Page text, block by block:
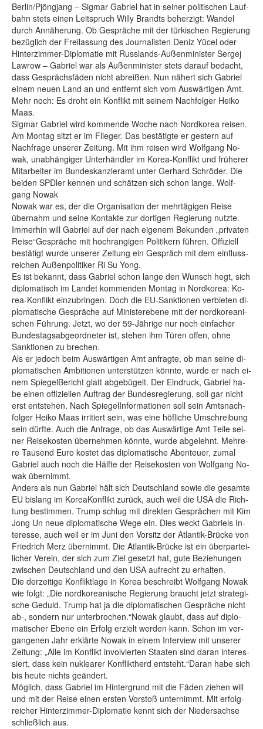
Ber­lin/Pjöng­jang – Sig­mar Ga­b­ri­el hat in sei­ner po­li­ti­schen Lauf­
bahn stets ei­nen Leit­spruch Wil­ly Brandts be­her­zigt: Wan­del
durch An­nä­he­rung. Ob Ge­sprä­che mit der tür­ki­schen Re­gie­rung
be­züg­lich der Frei­las­sung des Jour­na­lis­ten De­niz Yücel oder
Hin­ter­zim­mer-Di­plo­ma­tie mit Russ­lands-Au­ßen­mi­nis­ter Ser­gej
La­w­row – Ga­b­ri­el war als Au­ßen­mi­nis­ter stets dar­auf be­dacht,
dass Ge­sprächs­fä­den nicht ab­rei­ßen. Nun nä­hert sich Ga­b­ri­el
ei­nem neu­en Land an und ent­fernt sich vom Aus­wär­ti­gen Amt.
Mehr noch: Es droht ein Kon­flikt mit sei­nem Nach­fol­ger Hei­ko
Maas.
Sig­mar Ga­b­ri­el wird kom­men­de Wo­che nach Nord­ko­rea rei­sen.
Am Mon­tag sitzt er im Flie­ger. Das be­stä­tig­te er ges­tern auf
Nach­fra­ge un­se­rer Zei­tung. Mit ihm rei­sen wird Wolf­gang No­
wak, un­ab­hän­gi­ger Un­ter­händ­ler im Ko­rea-Kon­flikt und frü­he­rer
Mit­ar­bei­ter im Bun­des­kanz­ler­amt un­ter Ger­hard Schrö­der. Die
bei­den SPD­ler ken­nen und schät­zen sich schon lan­ge. Wolf­
gang No­wak
No­wak war es, der die Or­ga­ni­sa­ti­on der mehr­tä­gi­gen Rei­se
über­nahm und sei­ne Kon­tak­te zur dor­ti­gen Re­gie­rung nutz­te.
Im­mer­hin will Ga­b­ri­el auf der nach ei­ge­nem Be­kun­den „pri­va­ten
Rei­se“Ge­sprä­che mit hoch­ran­gi­gen Po­li­ti­kern füh­ren. Of­fi­zi­ell
be­stä­tigt wur­de un­se­rer Zei­tung ein Ge­spräch mit dem ein­fluss­
rei­chen Au­ßen­po­li­ti­ker Ri Su Yong.
Es ist be­kannt, dass Ga­b­ri­el schon lan­ge den Wunsch hegt, sich
di­plo­ma­tisch im Lan­det kom­men­den Mon­tag in Nord­ko­rea: Ko­
rea-Kon­flikt ein­zu­brin­gen. Doch die EU-Sank­tio­nen ver­bie­ten di­
plo­ma­ti­sche Ge­sprä­che auf Mi­nis­ter­ebe­ne mit der nord­ko­rea­ni­
schen Füh­rung. Jetzt, wo der 59-Jäh­ri­ge nur noch ein­fa­cher
Bun­des­tags­ab­ge­ord­ne­ter ist, ste­hen ihm Tü­ren of­fen, oh­ne
Sank­tio­nen zu bre­chen.
Als er je­doch beim Aus­wär­ti­gen Amt an­frag­te, ob man sei­ne di­
plo­ma­ti­schen Am­bi­tio­nen un­ter­stüt­zen könn­te, wur­de er nach ei­
nem Spie­gelBe­richt glatt ab­ge­bü­gelt. Der Ein­druck, Ga­b­ri­el ha­
be ei­nen of­fi­zi­el­len Auf­trag der Bun­des­re­gie­rung, soll gar nicht
erst ent­ste­hen. Nach Spie­gelIn­for­ma­tio­nen soll sein Amts­nach­
fol­ger Hei­ko Maas ir­ri­tiert sein, was ei­ne höf­li­che Um­schrei­bung
sein dürf­te. Auch die An­fra­ge, ob das Aus­wär­ti­ge Amt Tei­le sei­
ner Rei­se­kos­ten über­neh­men könn­te, wur­de ab­ge­lehnt. Meh­re­
re Tau­send Eu­ro kos­tet das di­plo­ma­ti­sche Aben­teu­er, zu­mal
Ga­b­ri­el auch noch die Hälf­te der Rei­se­kos­ten von Wolf­gang No­
wak über­nimmt.
An­ders als nun Ga­b­ri­el hält sich Deutsch­land so­wie die ge­sam­te
EU bis­lang im Ko­re­aKon­flikt zu­rück, auch weil die USA die Rich­
tung be­stim­men. Trump schlug mit di­rek­ten Ge­sprä­chen mit Kim
Jong Un neue di­plo­ma­ti­sche We­ge ein. Dies weckt Ga­b­ri­els In­
ter­es­se, auch weil er im Ju­ni den Vor­sitz der At­lan­tik-Brü­cke von
Fried­rich Merz über­nimmt. Die At­lan­tik-Brü­cke ist ein über­par­tei­
li­cher Ver­ein, der sich zum Ziel ge­setzt hat, gu­te Be­zie­hun­gen
zwi­schen Deutsch­land und den USA auf­recht zu er­hal­ten.
Die der­zei­ti­ge Kon­flikt­la­ge in Ko­rea be­schreibt Wolf­gang No­wak
wie folgt: „Die nord­ko­rea­ni­sche Re­gie­rung braucht jetzt stra­te­gi­
sche Ge­duld. Trump hat ja die di­plo­ma­ti­schen Ge­sprä­che nicht
ab-, son­dern nur un­ter­bro­chen.“No­wak glaubt, dass auf di­plo­
ma­ti­scher Ebe­ne ein Er­folg er­zielt wer­den kann. Schon im ver­
gan­ge­nen Jahr er­klär­te No­wak in ei­nem Interview mit un­se­rer
Zei­tung: „Al­le im Kon­flikt in­vol­vier­ten Staa­ten sind dar­an in­ter­es­
siert, dass kein nu­klea­rer Kon­flikt­herd ent­steht.“Dar­an ha­be sich
bis heu­te nichts ge­än­dert.
Mög­lich, dass Ga­b­ri­el im Hin­ter­grund mit die Fä­den zie­hen will
und mit der Rei­se ei­nen ers­ten Vor­stoß un­ter­nimmt. Mit er­folg­
rei­cher Hin­ter­zim­mer-Di­plo­ma­tie kennt sich der Nie­der­sach­se
schließ­lich aus.